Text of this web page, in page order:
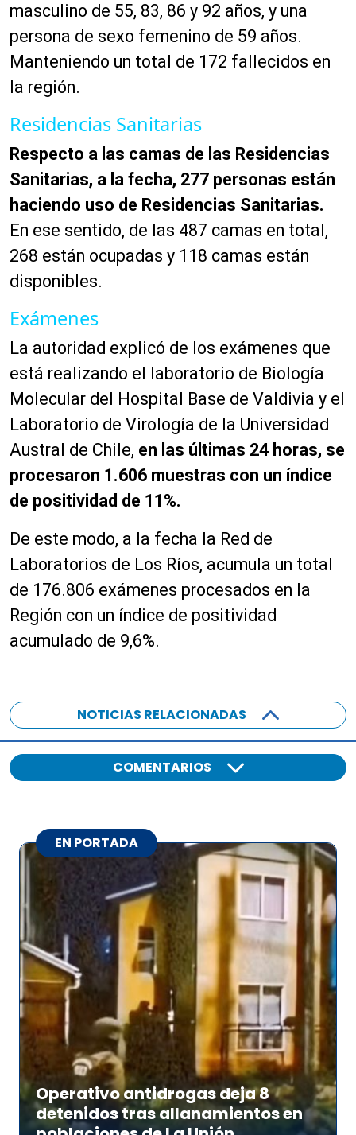
masculino de 55, 83, 86 y 92 años, y una
persona de sexo femenino de 59 años.
Manteniendo un total de 172 fallecidos en
la región.
Residencias Sanitarias
Respecto a las camas de las Residencias
Sanitarias, a la fecha, 277 personas están
haciendo uso de Residencias Sanitarias.
En ese sentido, de las 487 camas en total,
268 están ocupadas y 118 camas están
disponibles.
Exámenes
La autoridad explicó de los exámenes que
está realizando el laboratorio de Biología
Molecular del Hospital Base de Valdivia y el
Laboratorio de Virología de la Universidad
Austral de Chile, en las últimas 24 horas, se
procesaron 1.606 muestras con un índice
de positividad de 11%.
De este modo, a la fecha la Red de
Laboratorios de Los Ríos, acumula un total
de 176.806 exámenes procesados en la
Región con un índice de positividad
acumulado de 9,6%.
NOTICIAS RELACIONADAS
COMENTARIOS
EN PORTADA
Operativo antidrogas deja 8
detenidos tras allanamientos en